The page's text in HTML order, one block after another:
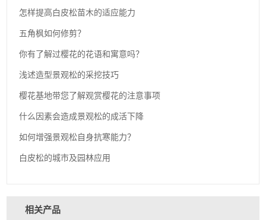
怎样提高白皮松苗木的适应能力
五角枫如何修剪？
你有了解过樱花的花语和寓意吗？
浅述造型景观松的采挖技巧
樱花基地带您了解观赏樱花的注意事项
什么因素会造成景观松的成活下降
如何增强景观松自身抗寒能力？
白皮松的城市及园林应用
相关产品